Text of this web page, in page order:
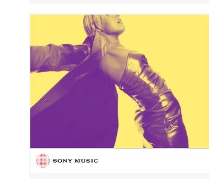
stridskjøretøyet CV90.